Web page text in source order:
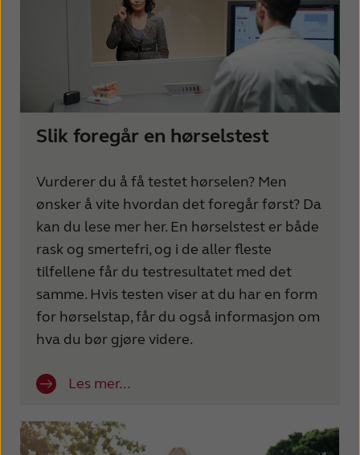
Slik foregår en hørselstest
Vurderer du å få testet hørselen? Men
ønsker å vite hvordan det foregår først? Da
kan du lese mer her. En hørselstest er både
rask og smertefri, og i de aller fleste
tilfellene får du testresultatet med det
samme. Hvis testen viser at du har en form
for hørselstap, får du også informasjon om
hva du bør gjøre videre.
Les mer...